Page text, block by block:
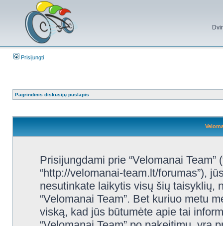
Prisijungti
Pagrindinis diskusijų puslapis
Prisijungdami prie “Velomanai Team”
“http://velomanai-team.lt/forumas”),
nesutinkate laikytis visų šių taisyklių,
“Velomanai Team”. Bet kuriuo metu
viską, kad jūs būtumėte apie tai